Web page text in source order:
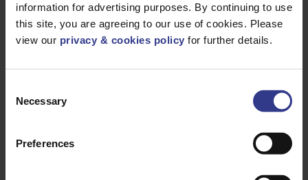
information for advertising purposes. By continuing to use
this site, you are agreeing to our use of cookies. Please
view our privacy & cookies policy for further details.
Selection
Necessary
Preferences
CÓDIGO DESCRIPCIÓN
CANTIDAD/METROS
AÑADIR A